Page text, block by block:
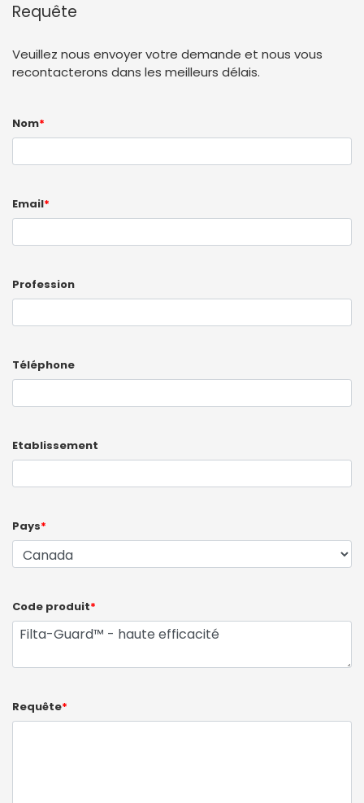
Requête
Veuillez nous envoyer votre demande et nous vous
recontacterons dans les meilleurs délais.
Nom*
Email*
Profession
Téléphone
Etablissement
Pays*
Code produit*
Requête*